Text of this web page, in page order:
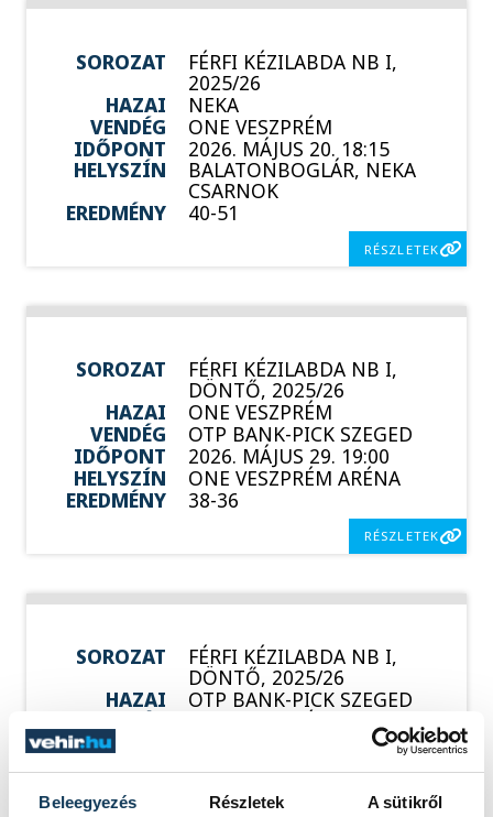
Beleegyezés Részletek A sütikről
SOROZAT FÉRFI KÉZILABDA NB I,
2025/26
HAZAI
NEKA
VENDÉG
ONE VESZPRÉM
IDŐPONT
2026. MÁJUS 20. 18:15
HELYSZÍN
BALATONBOGLÁR, NEKA
CSARNOK
EREDMÉNY
40-51
RÉSZLETEK
SOROZAT FÉRFI KÉZILABDA NB I,
DÖNTŐ, 2025/26
HAZAI
ONE VESZPRÉM
VENDÉG
OTP BANK-PICK SZEGED
IDŐPONT
2026. MÁJUS 29. 19:00
HELYSZÍN
ONE VESZPRÉM ARÉNA
EREDMÉNY
38-36
RÉSZLETEK
SOROZAT FÉRFI KÉZILABDA NB I,
DÖNTŐ, 2025/26
HAZAI
OTP BANK-PICK SZEGED
IDŐPONT
2026. JÚNIUS 2. 19:00
HELYSZÍN
SZEGED, PICK ARÉNA